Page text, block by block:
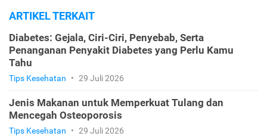
ARTIKEL TERKAIT
Diabetes: Gejala, Ciri-Ciri, Penyebab, Serta
Penanganan Penyakit Diabetes yang Perlu Kamu
Tahu
Tips Kesehatan • 29 Juli 2026
Jenis Makanan untuk Memperkuat Tulang dan
Mencegah Osteoporosis
Tips Kesehatan • 29 Juli 2026